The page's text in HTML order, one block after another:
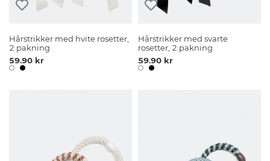
Hårstrikker med hvite rosetter,
2 pakning
59.90 kr
Hårstrikker med svarte
rosetter, 2 pakning
59.90 kr